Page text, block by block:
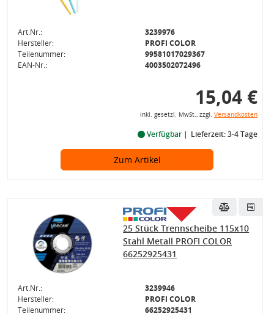
Art.Nr.:
3239976
Hersteller:
PROFI COLOR
Teilenummer:
99581017029367
EAN-Nr.:
4003502072496
15,04 €
inkl. gesetzl. MwSt., zzgl. Versandkosten
Verfügbar Lieferzeit: 3-4 Tage
Zum Artikel
25 Stück Trennscheibe 115x10
Stahl Metall PROFI COLOR
66252925431
Art.Nr.:
3239946
Hersteller:
PROFI COLOR
Teilenummer:
66252925431